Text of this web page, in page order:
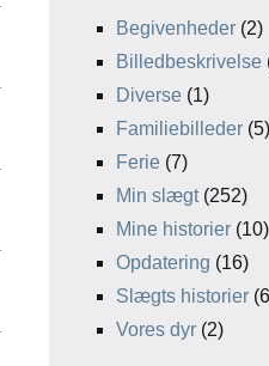
Begivenheder (2)
Billedbeskrivelse
Diverse (1)
Familiebilleder (5)
Ferie (7)
Min slægt(252)
Mine historier (10)
Opdatering (16)
Slægts historier
Vores dyr (2)